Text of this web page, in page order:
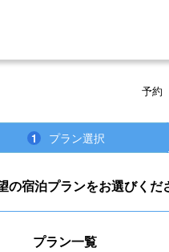
予約
1 プラン選択
の宿泊プランをお選びくだ
プラン一覧